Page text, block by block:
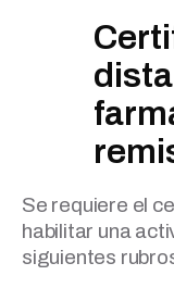
Se requiere el
habilitar una
siguientes